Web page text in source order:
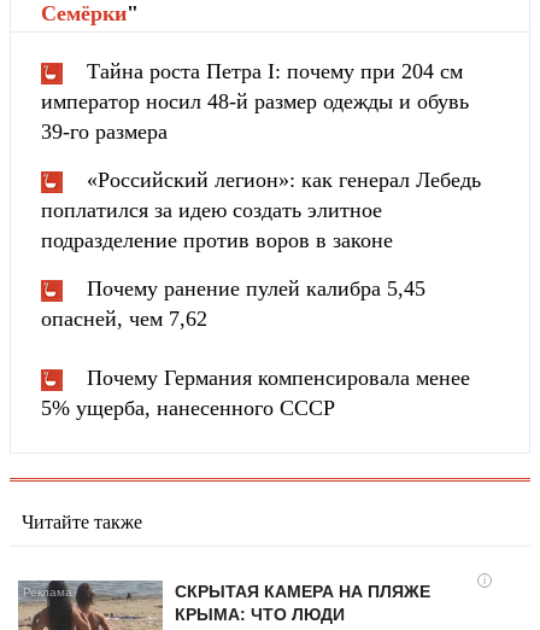
Cемёрки"
Тайна роста Петра I: почему при 204 см
император носил 48-й размер одежды и обувь
39-го размера
«Российский легион»: как генерал Лебедь
поплатился за идею создать элитное
подразделение против воров в законе
Почему ранение пулей калибра 5,45
опасней, чем 7,62
Почему Германия компенсировала менее
5% ущерба, нанесенного СССР
Читайте также
i
СКРЫТАЯ КАМЕРА НА ПЛЯЖЕ
КРЫМА: ЧТО ЛЮДИ